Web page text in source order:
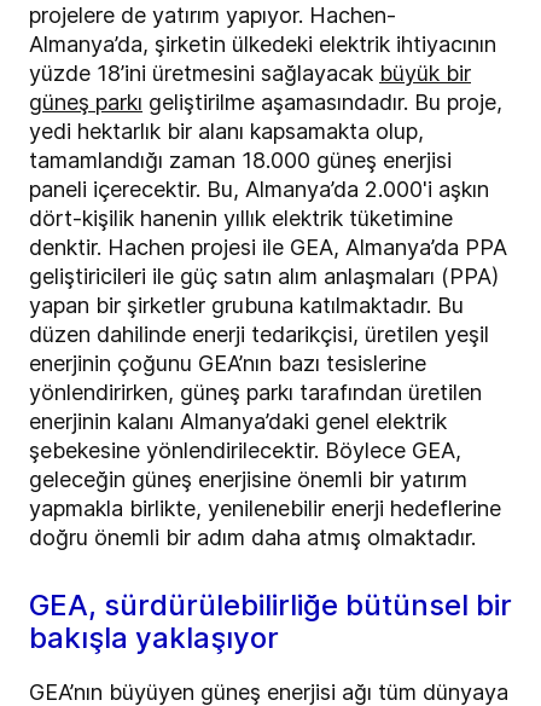
projelere de yatırım yapıyor. Hachen-
Almanya’da, şirketin ülkedeki elektrik ihtiyacının
yüzde 18’ini üretmesini sağlayacak büyük bir
güneş parkı geliştirilme aşamasındadır. Bu proje,
yedi hektarlık bir alanı kapsamakta olup,
tamamlandığı zaman 18.000 güneş enerjisi
paneli içerecektir. Bu, Almanya’da 2.000'i aşkın
dört-kişilik hanenin yıllık elektrik tüketimine
denktir. Hachen projesi ile GEA, Almanya’da PPA
geliştiricileri ile güç satın alım anlaşmaları (PPA)
yapan bir şirketler grubuna katılmaktadır. Bu
düzen dahilinde enerji tedarikçisi, üretilen yeşil
enerjinin çoğunu GEA’nın bazı tesislerine
yönlendirirken, güneş parkı tarafından üretilen
enerjinin kalanı Almanya’daki genel elektrik
şebekesine yönlendirilecektir. Böylece GEA,
geleceğin güneş enerjisine önemli bir yatırım
yapmakla birlikte, yenilenebilir enerji hedeflerine
doğru önemli bir adım daha atmış olmaktadır.
GEA, sürdürülebilirliğe bütünsel bir
bakışla yaklaşıyor
GEA’nın büyüyen güneş enerjisi ağı tüm dünyaya